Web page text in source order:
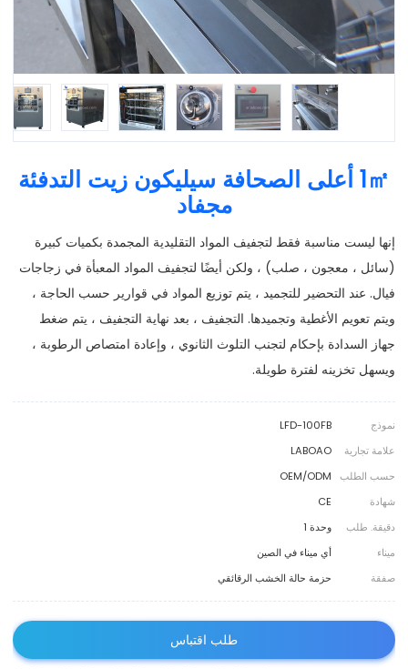
1㎡ أعلى الصحافة سيليكون زيت التدفئة
مجفاد
إنها ليست مناسبة فقط لتجفيف المواد التقليدية المجمدة بكميات كبيرة
(سائل ، معجون ، صلب) ، ولكن أيضًا لتجفيف المواد المعبأة في زجاجات
فيال. عند التحضير للتجميد ، يتم توزيع المواد في قوارير حسب الحاجة ،
ويتم تعويم الأغطية وتجميدها. التجفيف ، بعد نهاية التجفيف ، يتم ضغط
جهاز السدادة بإحكام لتجنب التلوث الثانوي ، وإعادة امتصاص الرطوبة ،
ويسهل تخزينه لفترة طويلة.
نموذج
LFD-100FB
علامة تجارية
LABOAO
حسب الطلب
OEM/ODM
شهادة
CE
دقيقة. طلب
وحدة 1
ميناء
أي ميناء في الصين
صفقة
حزمة حالة الخشب الرقائقي
طلب اقتباس